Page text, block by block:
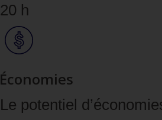
20 h
Économies
Le potentiel